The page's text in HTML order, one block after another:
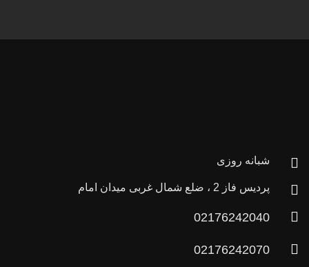
شبانه روزی
پردیس فاز 2 ، ضلع شمال غربی میدان امام
02176242040
02176242070